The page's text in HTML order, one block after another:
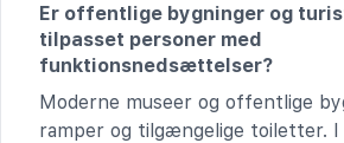
Er offentlige bygninger og
tilpasset personer med
funktionsnedsættelser?
Moderne museer og offentlige
ramper og tilgængelige toiletter. I